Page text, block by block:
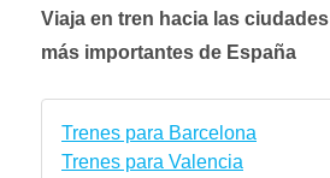
Viaja en tren hacia las ciudades
más importantes de España
Trenes para Barcelona
Trenes para Valencia